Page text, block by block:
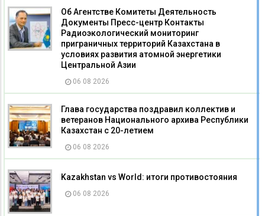
Об Агентстве Комитеты Деятельность
Документы Пресс-центр Контакты
Радиоэкологический мониторинг
приграничных территорий Казахстана в
условиях развития атомной энергетики
Центральной Азии
06 08 2026
Глава государства поздравил коллектив и
ветеранов Национального архива Республики
Казахстан с 20-летием
06 08 2026
Kazakhstan vs World: итоги противостояния
06 08 2026